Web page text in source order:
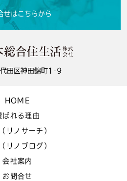
せはこちらから
田区神田錦町1-9
HOME
ばれる理由
リノサーチ）
リノブログ）
会社案内
お問合せ